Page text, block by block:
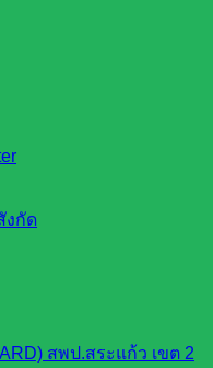
งกัด
สพป.สระแก้ว เขต 2